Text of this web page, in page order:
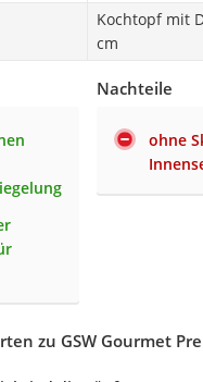
Kochtopf mit
cm
Nachteile
ohne
zu GSW Gourmet